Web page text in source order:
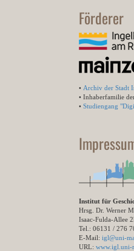
Förderer
• Archiv der Stadt
• Inhaberfamilie
• Studiengang
Institut für
Hrsg. Dr. Werner
Isaac-Fulda-Allee
Tel.: 06131 / 276
E-Mail: igl@uni-
URL: www.igl.uni-